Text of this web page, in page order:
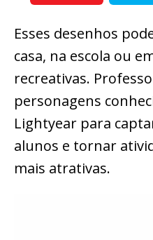
Esses desenhos
casa, na escola ou
recreativas.
personagens
Lightyear para
alunos e tornar
mais atrativas.